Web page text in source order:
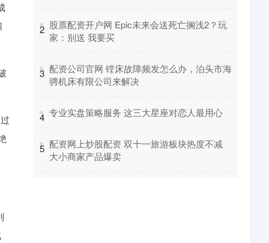
2 ​股票配资开户网 Epic未来会送死亡搁浅2？玩
家：别送 我要买
3 ​配资公司官网 镗床故障频发怎么办，泊头市海
骋机床有限公司来解决
4 ​专业实盘策略服务 这三大星座对恋人最用心
5 ​配资网上炒股配资 双十一旅游板块热度不减
大小商家产品爆卖